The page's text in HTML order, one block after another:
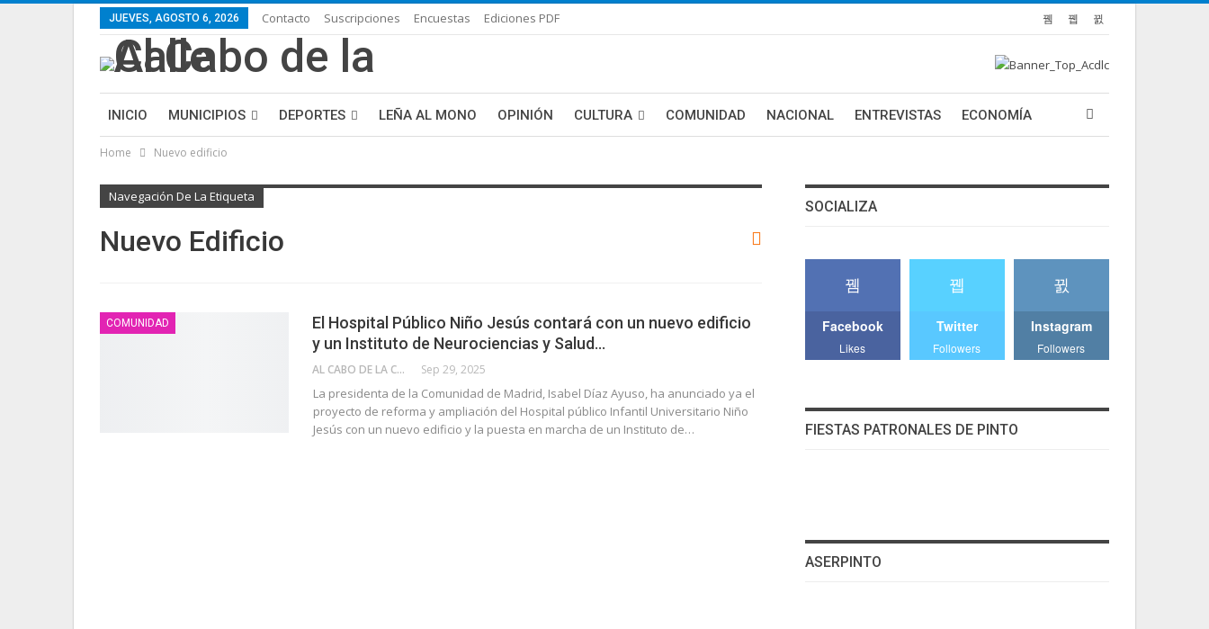
JUEVES, AGOSTO 6, 2026 Contacto Suscripciones Encuestas Ediciones PDF
INICIO MUNICIPIOS DEPORTES LEÑA AL MONO OPINIÓN CULTURA COMUNIDAD NACIONAL ENTREVISTAS ECONOMÍA
LIFESTYLE PURA FICCIÓN: LAS HISTORIAS DE BLANCA
Home Nuevo edificio
Navegación De La Etiqueta
Nuevo Edificio
COMUNIDAD
El Hospital Público Niño Jesús contará con un nuevo edificio
y un Instituto de Neurociencias y Salud…
AL CABO DE LA CALLE Sep 29, 2025
La presidenta de la Comunidad de Madrid, Isabel Díaz Ayuso, ha anunciado ya el
proyecto de reforma y ampliación del Hospital público Infantil Universitario Niño
Jesús con un nuevo edificio y la puesta en marcha de un Instituto de…
SOCIALIZA
Facebook
Likes
Twitter
Followers
Instagram
Followers
FIESTAS PATRONALES DE PINTO
ASERPINTO